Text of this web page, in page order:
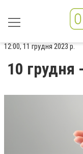
12:00, 11 грудня 2023 р.
10